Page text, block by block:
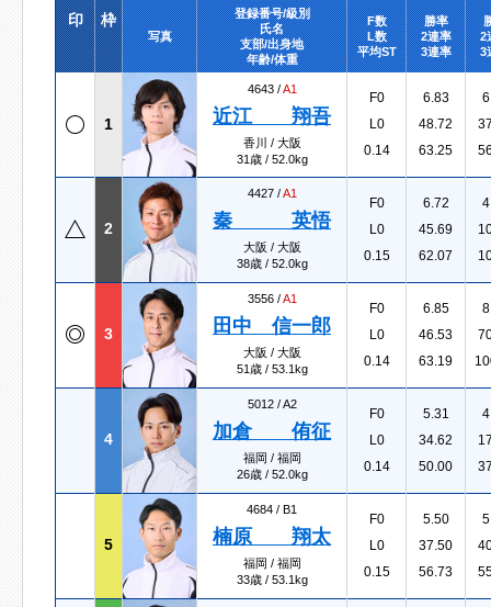
印 枠
写真
登録番号/級別
氏名
支部/出身地
年齢/体重
F数
L数
平均ST
勝率
2連率
3連率
2
3
1
4643 /A1
近江 翔吾
香川 / 大阪
31歳 / 52.0kg
F0
L0
0.14
6.83
48.72
63.25
2
4427 /A1
秦 英悟
大阪 / 大阪
38歳 / 52.0kg
F0
L0
0.15
6.72
45.69
62.07
3
3556 /A1
田中 信一郎
大阪 / 大阪
51歳 / 53.1kg
F0
L0
0.14
6.85
46.53
63.19
4
5012 /A2
加倉 侑征
福岡 / 福岡
26歳 / 52.0kg
F0
L0
0.14
5.31
34.62
50.00
5
4684 / B1
楠原 翔太
福岡 / 福岡
33歳 / 53.1kg
F0
L0
0.15
5.50
37.50
56.73